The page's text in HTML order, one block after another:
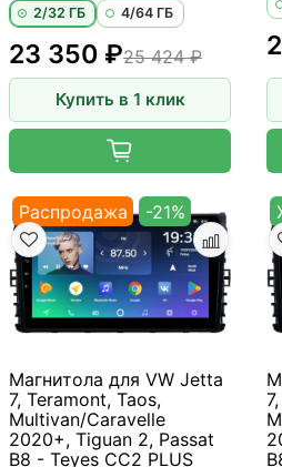
2/32 ГБ 4/64 ГБ
23 350 ₽25 424 ₽
Купить в 1 клик
Распродажа -21%
Магнитола для VW Jetta
7, Teramont, Taos,
Multivan/Caravelle
2020+, Tiguan 2, Passat
B8 - Teyes CC2 PLUS